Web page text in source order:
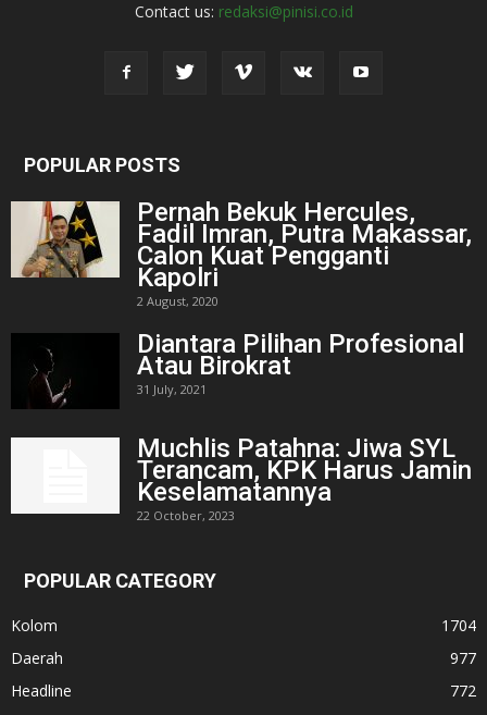
Contact us: redaksi@pinisi.co.id
POPULAR POSTS
Pernah Bekuk Hercules,
Fadil Imran, Putra Makassar,
Calon Kuat Pengganti
Kapolri
2 August, 2020
Diantara Pilihan Profesional
Atau Birokrat
31 July, 2021
Muchlis Patahna: Jiwa SYL
Terancam, KPK Harus Jamin
Keselamatannya
22 October, 2023
POPULAR CATEGORY
Kolom
1704
Daerah
977
Headline
772